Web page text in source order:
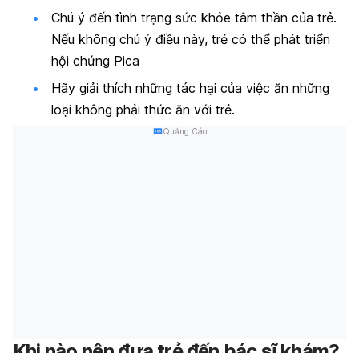
Chú ý đến tình trạng sức khỏe tâm thần của trẻ.
Nếu không chú ý điều này, trẻ có thể phát triển
hội chứng Pica
Hãy giải thích những tác hại của việc ăn những
loại không phải thức ăn với trẻ.
Quảng Cáo